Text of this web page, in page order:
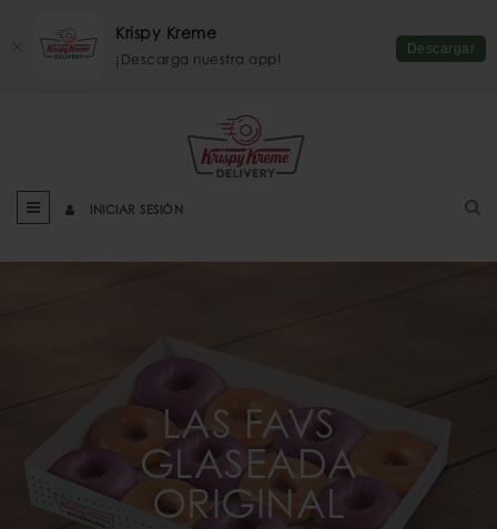
INICIAR SESIÓN
LAS FAVS
GLASEADA
ORIGINAL
Krispy Kreme
¡Descarga nuestra app!
Descargar